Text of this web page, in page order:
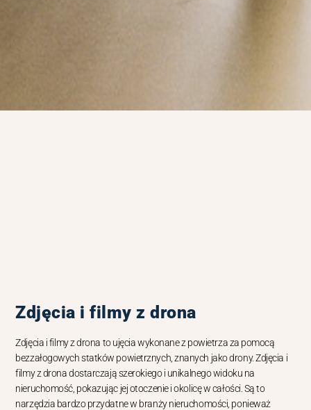
Zdjęcia i filmy z drona
Zdjęcia i filmy z drona to ujęcia wykonane z powietrza za pomocą
bezzałogowych statków powietrznych, znanych jako drony. Zdjęcia i
filmy z drona dostarczają szerokiego i unikalnego widoku na
nieruchomość, pokazując jej otoczenie i okolicę w całości. Są to
narzędzia bardzo przydatne w branży nieruchomości, ponieważ